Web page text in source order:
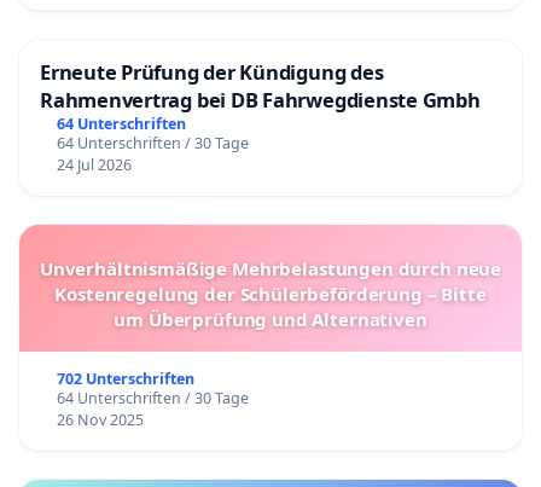
Erneute Prüfung der Kündigung des
Rahmenvertrag bei DB Fahrwegdienste Gmbh
64 Unterschriften
64 Unterschriften / 30 Tage
24 Jul 2026
Unverhältnismäßige Mehrbelastungen durch neue
Kostenregelung der Schülerbeförderung – Bitte
um Überprüfung und Alternativen
702 Unterschriften
64 Unterschriften / 30 Tage
26 Nov 2025